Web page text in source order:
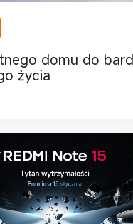
domu do
życia